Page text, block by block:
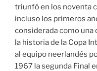
triunfó en los noventa
incluso los primeros
considerada como una
la historia de la Copa
al equipo neerlandés
1967 la segunda Final